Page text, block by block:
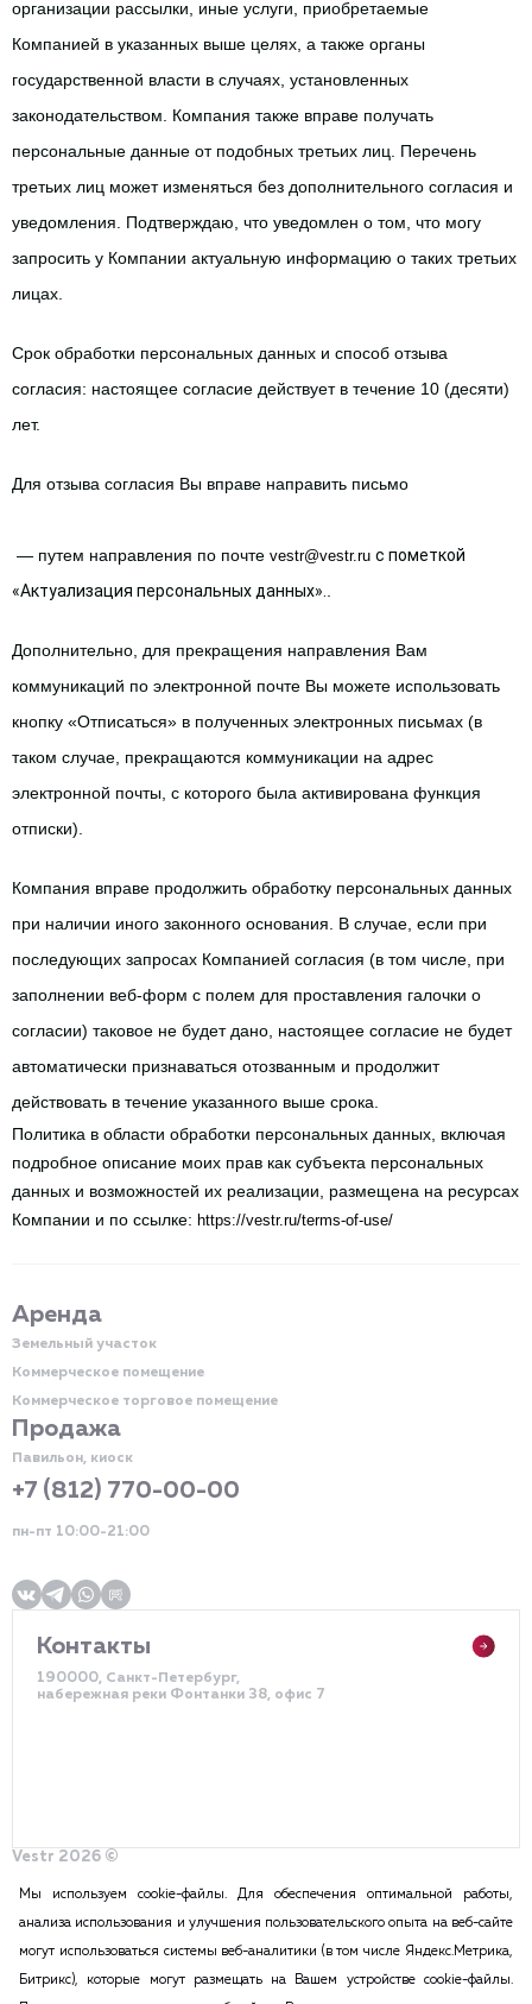
организации рассылки, иные услуги, приобретаемые
Компанией в указанных выше целях, а также органы
государственной власти в случаях, установленных
законодательством. Компания также вправе получать
персональные данные от подобных третьих лиц. Перечень
третьих лиц может изменяться без дополнительного согласия и
уведомления. Подтверждаю, что уведомлен о том, что могу
запросить у Компании актуальную информацию о таких третьих
лицах.
Срок обработки персональных данных и способ отзыва
согласия: настоящее согласие действует в течение 10 (десяти)
лет.
Для отзыва согласия Вы вправе направить письмо
— путем направления по почте vestr@vestr.ru с пометкой
«Актуализация персональных данных».
Дополнительно, для прекращения направления Вам
коммуникаций по электронной почте Вы можете использовать
кнопку «Отписаться» в полученных электронных письмах (в
таком случае, прекращаются коммуникации на адрес
электронной почты, с которого была активирована функция
отписки).
Компания вправе продолжить обработку персональных данных
при наличии иного законного основания. В случае, если при
последующих запросах Компанией согласия (в том числе, при
заполнении веб-форм с полем для проставления галочки о
согласии) таковое не будет дано, настоящее согласие не будет
автоматически признаваться отозванным и продолжит
действовать в течение указанного выше срока.
Политика в области обработки персональных данных, включая
подробное описание моих прав как субъекта персональных
данных и возможностей их реализации, размещена на ресурсах
Компании и по ссылке: https://vestr.ru/terms-of-use/
Аренда
Земельный участок
Коммерческое помещение
Коммерческое торговое помещение
Продажа
Павильон, киоск
+7 (812) 770-00-00
пн-пт 10:00-21:00
Контакты
190000, Санкт-Петербург,
набережная реки Фонтанки 38, офис 7
Vestr 2026 ©
Разработка сайта – DDQ
2015-2026 Vestr – КОММЕРЧЕСКАЯ НЕДВИЖИМОСТЬ В САНКТ
ПЕТЕРБУРГЕ И ЛЕНИНГРАДСКОЙ ОБЛАСТИ
Мы используем cookie-файлы. Для обеспечения оптимальной работы,
анализа использования и улучшения пользовательского опыта на веб-сайте
могут использоваться системы веб-аналитики (в том числе Яндекс.Метрика,
Битрикс), которые могут размещать на Вашем устройстве cookie-файлы.